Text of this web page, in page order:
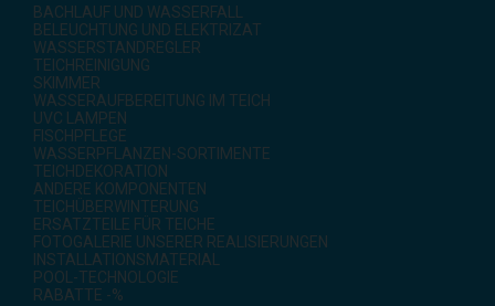
BACHLAUF UND WASSERFALL
BELEUCHTUNG UND ELEKTRIZAT
WASSERSTANDREGLER
TEICHREINIGUNG
SKIMMER
WASSERAUFBEREITUNG IM TEICH
UVC LAMPEN
FISCHPFLEGE
WASSERPFLANZEN-SORTIMENTE
TEICHDEKORATION
ANDERE KOMPONENTEN
TEICHÜBERWINTERUNG
ERSATZTEILE FÜR TEICHE
FOTOGALERIE UNSERER REALISIERUNGEN
INSTALLATIONSMATERIAL
POOL-TECHNOLOGIE
RABATTE -%